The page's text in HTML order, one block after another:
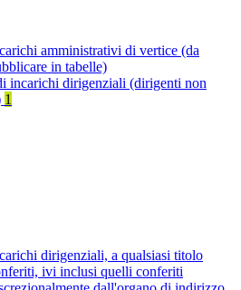
amministrativi di vertice (da
in tabelle)
incarichi dirigenziali (dirigenti non
1
dirigenziali, a qualsiasi titolo
ivi inclusi quelli conferiti